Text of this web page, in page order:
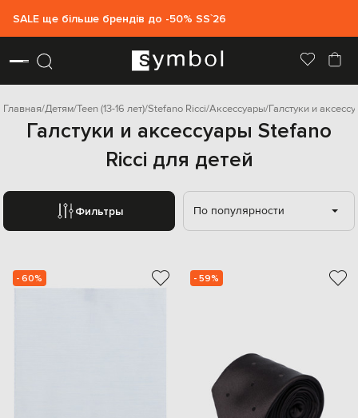
SALE ще більше брендів до -50% SS`26
Главная Детям Teen (13-16 лет) Stefano Ricci Аксессуары Галстуки и
Галстуки и аксессуары Stefano
Ricci для детей
Фильтры По популярности
- 60% - 59%